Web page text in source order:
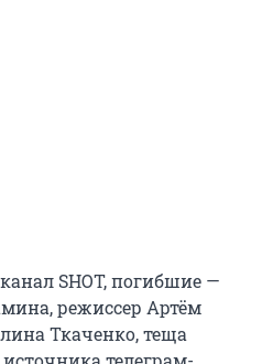
SHOT, погибшие —
режиссер Артём
Ткаченко, теща